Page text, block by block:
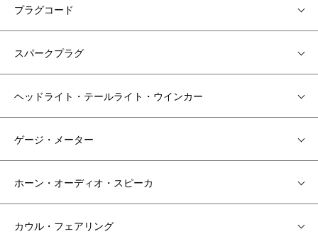
プラグコード
スパークプラグ
ヘッドライト・テールライト・ウインカー
ゲージ・メーター
ホーン・オーディオ・スピーカ
カウル・フェアリング